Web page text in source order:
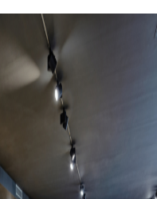
술
관
무
데
테
크